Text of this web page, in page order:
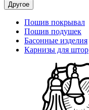
Другое
Пошив покрывал
Пошив подушек
Басонные изделия
Карнизы для штор